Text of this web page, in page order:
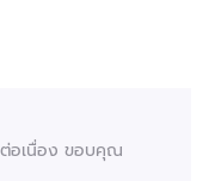
ต่อเนื่อง ขอบคุณ